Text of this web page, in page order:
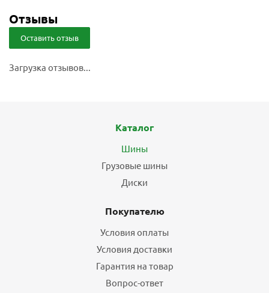
Отзывы
Оставить отзыв
Загрузка отзывов...
Каталог
Шины
Грузовые шины
Диски
Покупателю
Условия оплаты
Условия доставки
Гарантия на товар
Вопрос-ответ